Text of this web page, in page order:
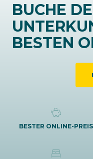
BUCHE
BESTEN
BESTER ONLINE-PREIS